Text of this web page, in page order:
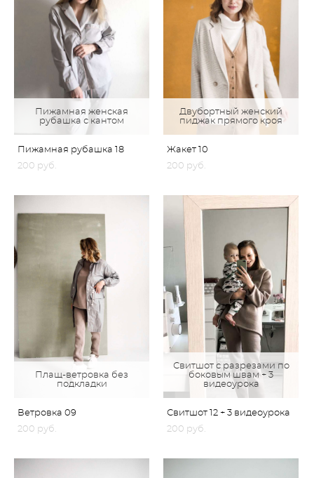
Пижамная женская
рубашка с кантом
Пижамная рубашка 18
200 pуб.
Двубортный женский
пиджак прямого кроя
Жакет 10
200 pуб.
Плащ-ветровка без
подкладки
Ветровка 09
200 pуб.
Свитшот с разрезами по
боковым швам + 3
видеоурока
Свитшот 12 + 3 видеоурока
200 pуб.